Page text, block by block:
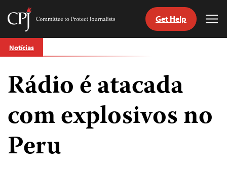
Skip
to
Committee
Journalists
Get Help
Notícias
Rádio é atacada
com explosivos no
Peru